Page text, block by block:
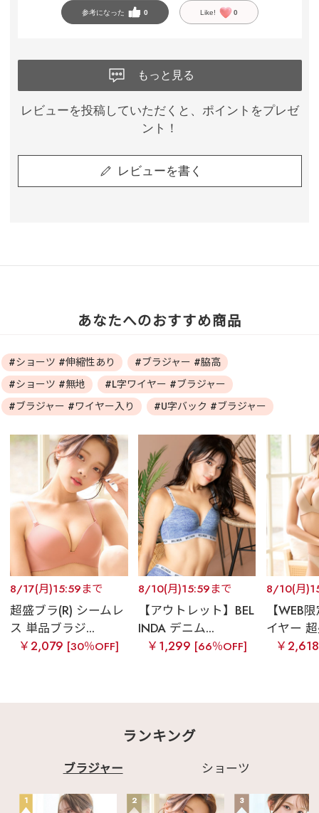
参考になった 0 Like! 0
もっと見る
レビューを投稿していただくと、ポイントをプレゼ
ント！
レビューを書く
あなたへのおすすめ商品
#ショーツ #伸縮性あり
#ブラジャー #脇高
#ショーツ #無地
#L字ワイヤー #ブラジャー
#ブラジャー #ワイヤー入り
#U字バック #ブラジャー
8/17(月)15:59まで
超盛ブラ(R) シームレ
ス 単品ブラジ...
￥2,079 [30％OFF]
8/10(月)15:59まで
【アウトレット】BEL
INDA デニム...
￥1,299 [66％OFF]
8/10(月
【WEB
イヤー
￥
ランキング
ブラジャー ショーツ
1 2 3